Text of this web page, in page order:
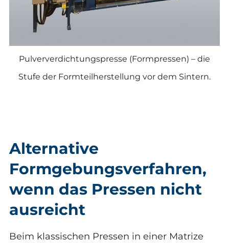
Pulververdichtungspresse (Formpressen) – die
Stufe der Formteilherstellung vor dem Sintern.
Alternative
Formgebungsverfahren,
wenn das Pressen nicht
ausreicht
Beim klassischen Pressen in einer Matrize